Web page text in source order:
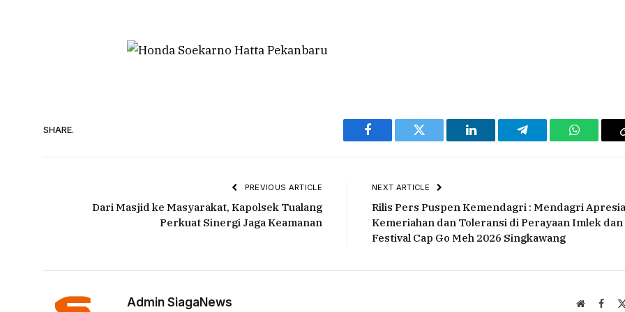
SHARE.
Facebook Twitter LinkedIn Telegram
PREVIOUS ARTICLE
Dari Masjid ke Masyarakat, Kapolsek Tualang
Perkuat Sinergi Jaga Keamanan
NEXT ARTICLE
Rilis Pers Puspen Kemendagri : Mendagri
Kemeriahan dan Toleransi di Perayaan Imlek dan
Festival Cap Go Meh 2026 Singkawang
Admin SiagaNews Website